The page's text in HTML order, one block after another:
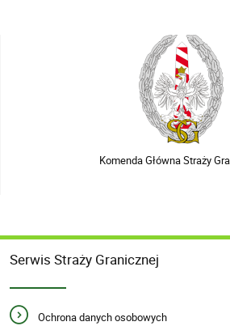
Komenda Główna Straży
Serwis Straży Granicznej
Ochrona danych osobowych